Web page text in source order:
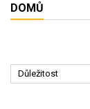
DOMŮ
Důležitost